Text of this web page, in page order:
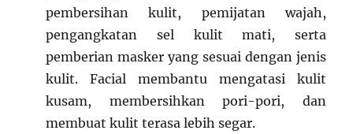
pembersihan kulit, pemijatan wajah,
pengangkatan sel kulit mati, serta
pemberian masker yang sesuai dengan jenis
kulit. Facial membantu mengatasi kulit
kusam, membersihkan pori-pori, dan
membuat kulit terasa lebih segar.